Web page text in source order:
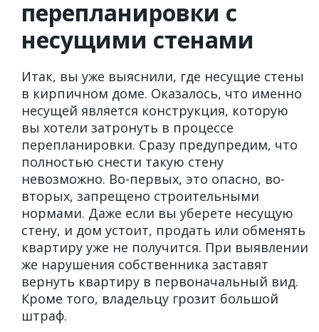
перепланировки с
несущими стенами
Итак, вы уже выяснили, где несущие стены
в кирпичном доме. Оказалось, что именно
несущей является конструкция, которую
вы хотели затронуть в процессе
перепланировки. Сразу предупредим, что
полностью снести такую стену
невозможно. Во-первых, это опасно, во-
вторых, запрещено строительными
нормами. Даже если вы уберете несущую
стену, и дом устоит, продать или обменять
квартиру уже не получится. При выявлении
же нарушения собственника заставят
вернуть квартиру в первоначальный вид.
Кроме того, владельцу грозит большой
штраф.